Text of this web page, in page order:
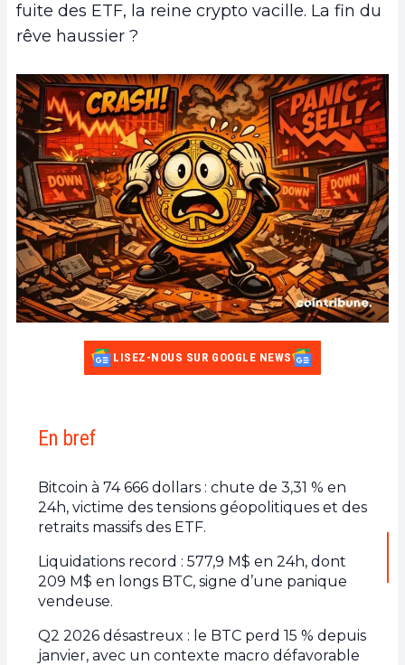
fuite des ETF, la reine crypto vacille. La fin du
rêve haussier ?
LISEZ-NOUS SUR GOOGLE NEWS
En bref
Bitcoin à 74 666 dollars : chute de 3,31 % en
24h, victime des tensions géopolitiques et des
retraits massifs des ETF.
Liquidations record : 577,9 M$ en 24h, dont
209 M$ en longs BTC, signe d’une panique
vendeuse.
Q2 2026 désastreux : le BTC perd 15 % depuis
janvier, avec un contexte macro défavorable